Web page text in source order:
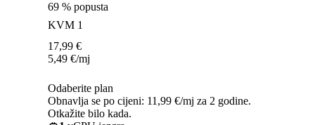
69 % popusta
KVM 1
17,99 €
5,49 €/mj
Odaberite plan
Obnavlja se po cijeni: 11,99 €/mj za 2 godine.
Otkažite bilo kada.